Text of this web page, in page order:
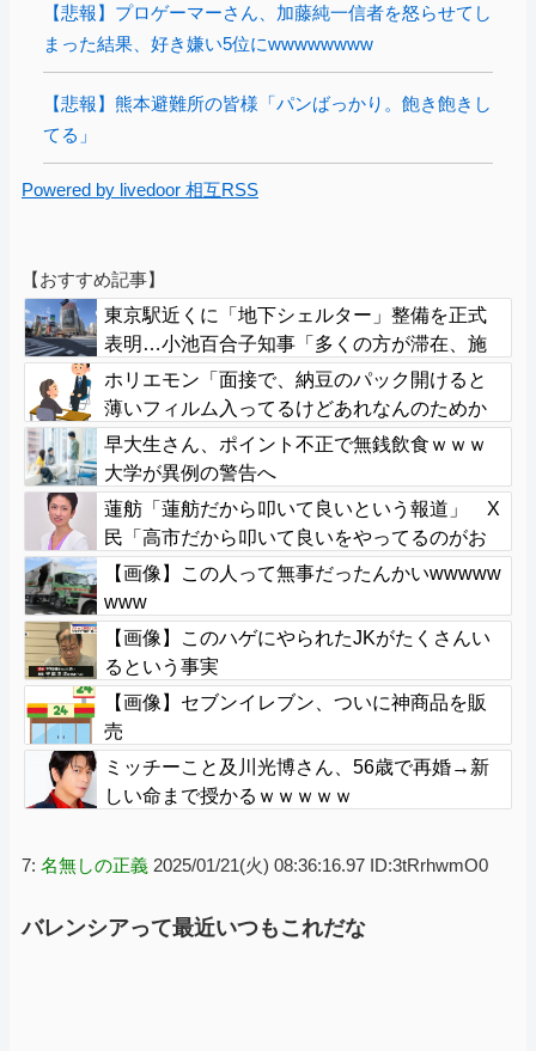
【悲報】プロゲーマーさん、加藤純一信者を怒らせてし
まった結果、好き嫌い5位にwwwwwwww
【悲報】熊本避難所の皆様「パンばっかり。飽き飽きし
てる」
Powered by livedoor 相互RSS
【おすすめ記事】
東京駅近くに「地下シェルター」整備を正式
表明…小池百合子知事「多くの方が滞在、施
設整備の効果高い」
ホリエモン「面接で、納豆のパック開けると
薄いフィルム入ってるけどあれなんのためか
教えてって聞くわけ」
早大生さん、ポイント不正で無銭飲食ｗｗｗ
大学が異例の警告へ
蓮舫「蓮舫だから叩いて良いという報道」 X
民「高市だから叩いて良いをやってるのがお
前だろ」
【画像】この人って無事だったんかいwwwww
www
【画像】このハゲにやられたJKがたくさんい
るという事実
【画像】セブンイレブン、ついに神商品を販
売
ミッチーこと及川光博さん、56歳で再婚→新
しい命まで授かるｗｗｗｗｗ
7: 名無しの正義 2025/01/21(火) 08:36:16.97 ID:3tRrhwmO0
バレンシアって最近いつもこれだな